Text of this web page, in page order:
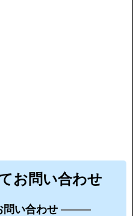
お問い合わせ
問い合わせ